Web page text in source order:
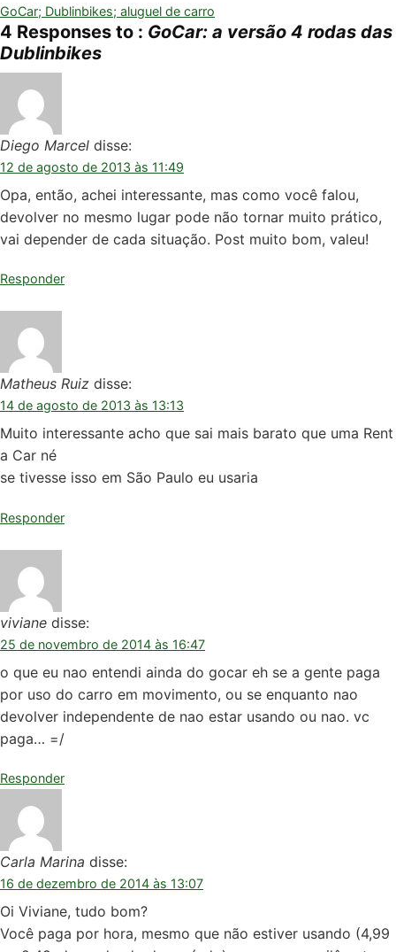
GoCar; Dublinbikes; aluguel de carro
4 Responses to : GoCar: a versão 4 rodas das
Dublinbikes
Diego Marcel disse:
12 de agosto de 2013 às 11:49
Opa, então, achei interessante, mas como você falou,
devolver no mesmo lugar pode não tornar muito prático,
vai depender de cada situação. Post muito bom, valeu!
Responder
Matheus Ruiz disse:
14 de agosto de 2013 às 13:13
Muito interessante acho que sai mais barato que uma Rent
a Car né
se tivesse isso em São Paulo eu usaria
Responder
viviane disse:
25 de novembro de 2014 às 16:47
o que eu nao entendi ainda do gocar eh se a gente paga
por uso do carro em movimento, ou se enquanto nao
devolver independente de nao estar usando ou nao. vc
paga… =/
Responder
Carla Marina disse:
16 de dezembro de 2014 às 13:07
Oi Viviane, tudo bom?
Você paga por hora, mesmo que não estiver usando (4,99